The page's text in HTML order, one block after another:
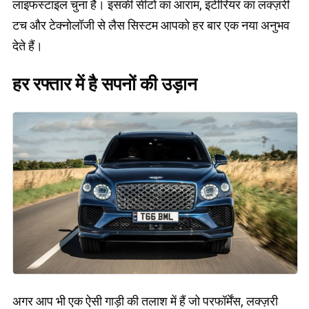
लाइफस्टाइल चुना है। इसकी सीटों का आराम, इंटीरियर का लक्ज़री
टच और टेक्नोलॉजी से लैस सिस्टम आपको हर बार एक नया अनुभव
देते हैं।
हर रफ्तार में है सपनों की उड़ान
अगर आप भी एक ऐसी गाड़ी की तलाश में हैं जो परफॉर्मेंस, लक्ज़री